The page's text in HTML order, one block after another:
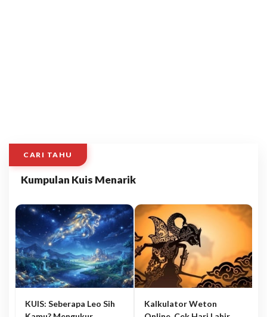
CARI TAHU
Kumpulan Kuis Menarik
KUIS: Seberapa Leo Sih
Kalkulator Weton